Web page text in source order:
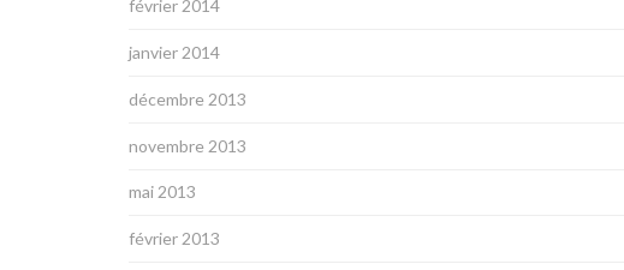
février 2014
janvier 2014
décembre 2013
novembre 2013
mai 2013
février 2013